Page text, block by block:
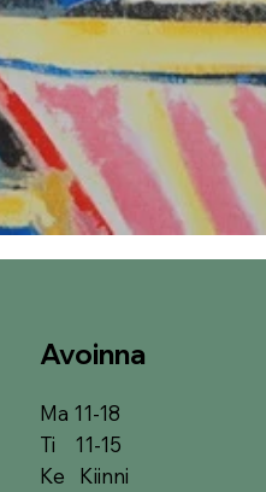
Ma 11-18
Ti 11-15
Ke Kiinni
Avoinna